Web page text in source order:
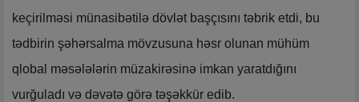
keçirilməsi münasibətilə dövlət başçısını təbrik etdi, bu
tədbirin şəhərsalma mövzusuna həsr olunan mühüm
qlobal məsələlərin müzakirəsinə imkan yaratdığını
vurğuladı və dəvətə görə təşəkkür edib.